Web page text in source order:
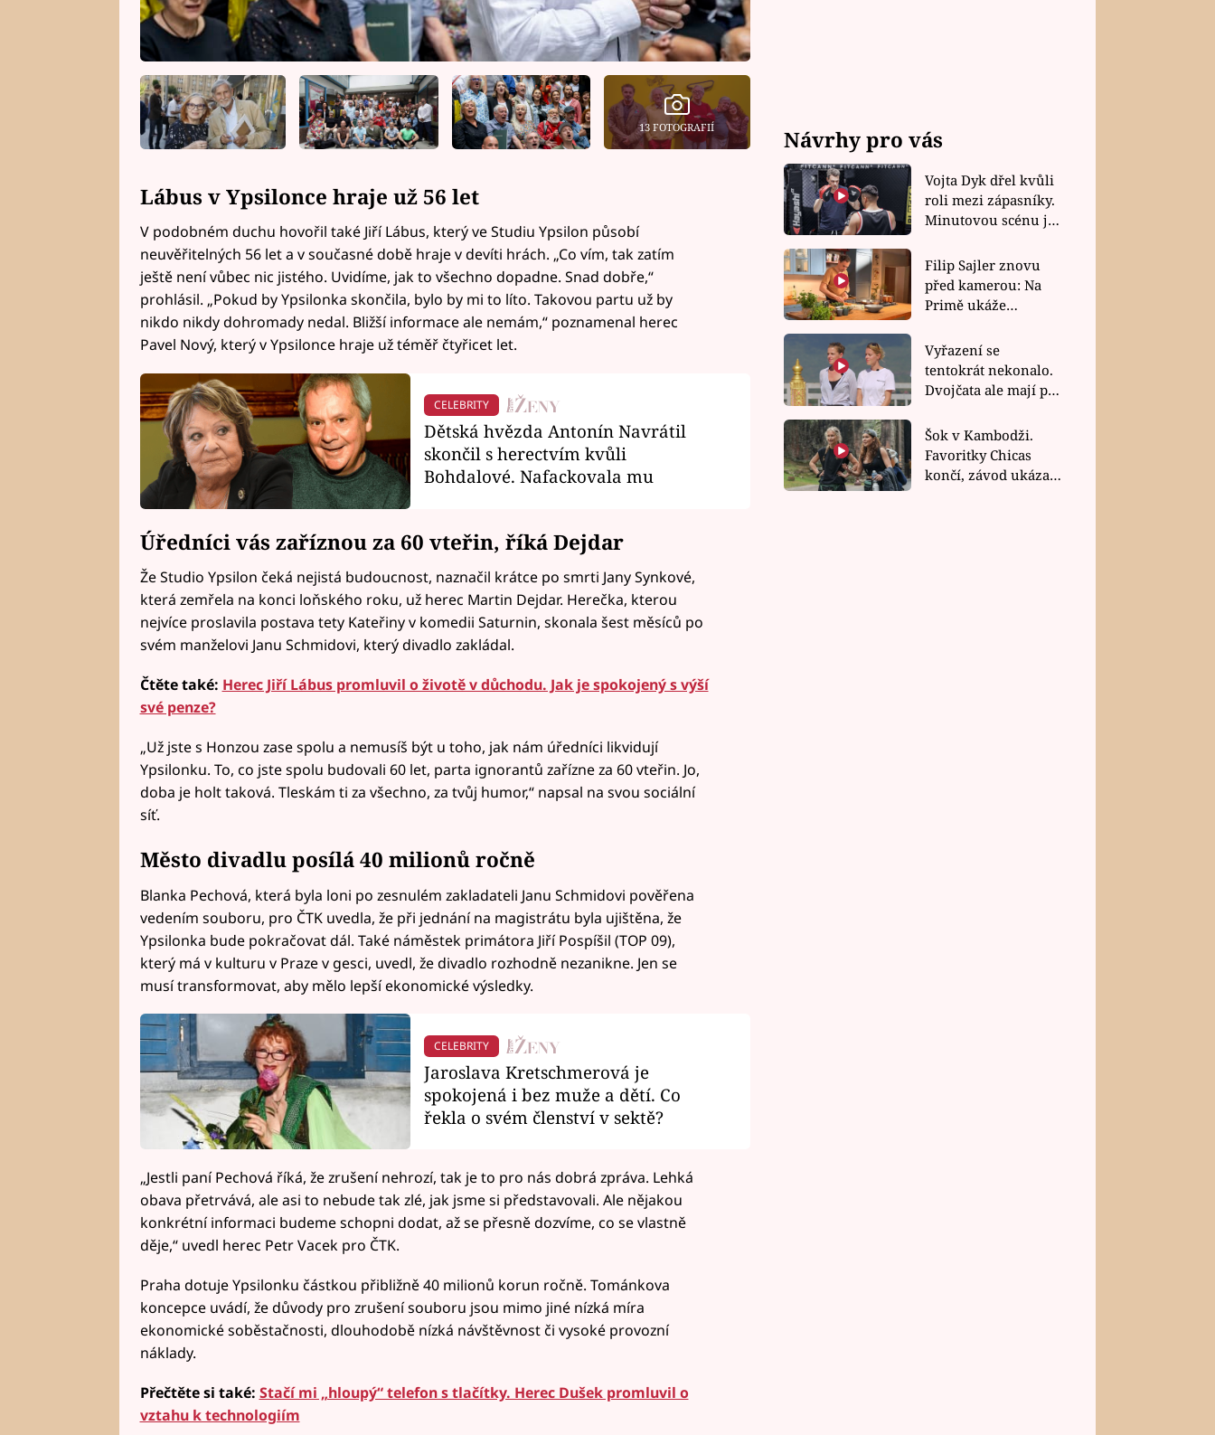
13 FOTOGRAFIÍ
Lábus v Ypsilonce hraje už 56 let
V podobném duchu hovořil také Jiří Lábus, který ve Studiu Ypsilon působí
neuvěřitelných 56 let a v současné době hraje v devíti hrách. „Co vím, tak zatím
ještě není vůbec nic jistého. Uvidíme, jak to všechno dopadne. Snad dobře,“
prohlásil. „Pokud by Ypsilonka skončila, bylo by mi to líto. Takovou partu už by
nikdo nikdy dohromady nedal. Bližší informace ale nemám,“ poznamenal herec
Pavel Nový, který v Ypsilonce hraje už téměř čtyřicet let.
CELEBRITY
Dětská hvězda Antonín Navrátil
skončil s herectvím kvůli
Bohdalové. Nafackovala mu
Úředníci vás zaříznou za 60 vteřin, říká Dejdar
Že Studio Ypsilon čeká nejistá budoucnost, naznačil krátce po smrti Jany Synkové,
která zemřela na konci loňského roku, už herec Martin Dejdar. Herečka, kterou
nejvíce proslavila postava tety Kateřiny v komedii Saturnin, skonala šest měsíců po
svém manželovi Janu Schmidovi, který divadlo zakládal.
Čtěte také: Herec Jiří Lábus promluvil o životě v důchodu. Jak je spokojený s výší
své penze?
„Už jste s Honzou zase spolu a nemusíš být u toho, jak nám úředníci likvidují
Ypsilonku. To, co jste spolu budovali 60 let, parta ignorantů zařízne za 60 vteřin. Jo,
doba je holt taková. Tleskám ti za všechno, za tvůj humor,“ napsal na svou sociální
síť.
Město divadlu posílá 40 milionů ročně
Blanka Pechová, která byla loni po zesnulém zakladateli Janu Schmidovi pověřena
vedením souboru, pro ČTK uvedla, že při jednání na magistrátu byla ujištěna, že
Ypsilonka bude pokračovat dál. Také náměstek primátora Jiří Pospíšil (TOP 09),
který má v kulturu v Praze v gesci, uvedl, že divadlo rozhodně nezanikne. Jen se
musí transformovat, aby mělo lepší ekonomické výsledky.
CELEBRITY
Jaroslava Kretschmerová je
spokojená i bez muže a dětí. Co
řekla o svém členství v sektě?
„Jestli paní Pechová říká, že zrušení nehrozí, tak je to pro nás dobrá zpráva. Lehká
obava přetrvává, ale asi to nebude tak zlé, jak jsme si představovali. Ale nějakou
konkrétní informaci budeme schopni dodat, až se přesně dozvíme, co se vlastně
děje,“ uvedl herec Petr Vacek pro ČTK.
Praha dotuje Ypsilonku částkou přibližně 40 milionů korun ročně. Tománkova
koncepce uvádí, že důvody pro zrušení souboru jsou mimo jiné nízká míra
ekonomické soběstačnosti, dlouhodobě nízká návštěvnost či vysoké provozní
náklady.
Přečtěte si také: Stačí mi „hloupý“ telefon s tlačítky. Herec Dušek promluvil o
vztahu k technologiím
Návrhy pro vás
Vojta Dyk dřel kvůli
roli mezi zápasníky.
Minutovou scénu jel
Filip Sajler znovu
před kamerou: Na
Primě ukáže
rychlé recepty
Vyřazení se
tentokrát nekonalo.
Dvojčata ale mají po
závodu nůž na krku
Šok v Kambodži.
Favoritky Chicas
končí, závod ukázal